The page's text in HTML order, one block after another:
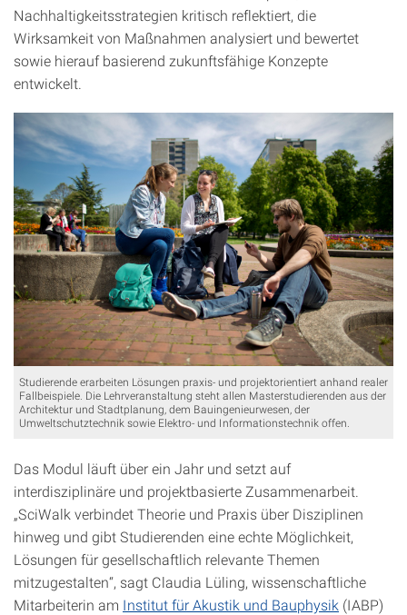
Nachhaltigkeitsstrategien kritisch reflektiert, die
Wirksamkeit von Maßnahmen analysiert und bewertet
sowie hierauf basierend zukunftsfähige Konzepte
entwickelt.
Studierende erarbeiten Lösungen praxis- und projektorientiert anhand realer
Fallbeispiele. Die Lehrveranstaltung steht allen Masterstudierenden aus der
Architektur und Stadtplanung, dem Bauingenieurwesen, der
Umweltschutztechnik sowie Elektro- und Informationstechnik offen.
Das Modul läuft über ein Jahr und setzt auf
interdisziplinäre und projektbasierte Zusammenarbeit.
„SciWalk verbindet Theorie und Praxis über Disziplinen
hinweg und gibt Studierenden eine echte Möglichkeit,
Lösungen für gesellschaftlich relevante Themen
mitzugestalten“, sagt Claudia Lüling, wissenschaftliche
Mitarbeiterin am Institut für Akustik und Bauphysik (IABP)